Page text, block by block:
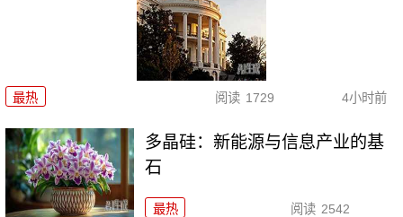
最热 阅读 1729 4小时前
多晶硅：新能源与信息产业的基
石
最热 阅读 2542